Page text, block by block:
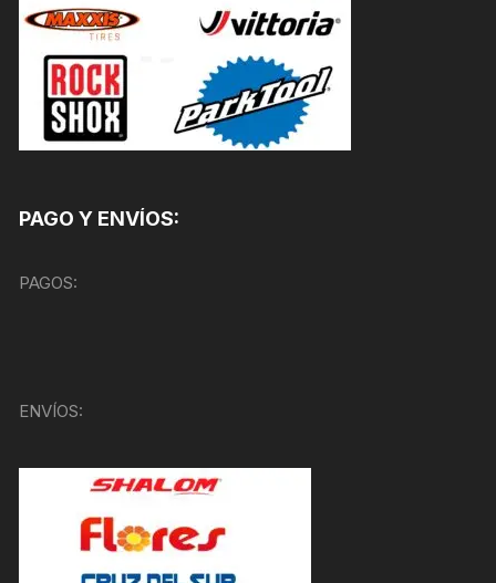
PAGO Y ENVÍOS:
PAGOS:
ENVÍOS: